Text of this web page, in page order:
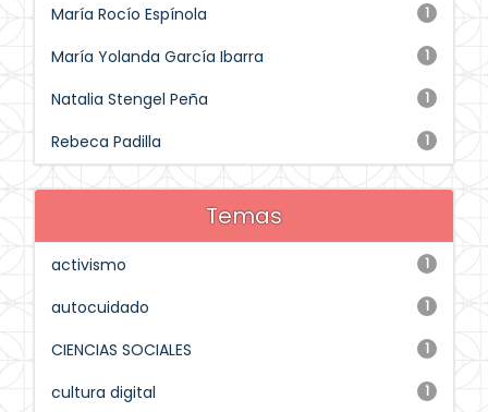
1
María Rocío Espínola
1
María Yolanda García Ibarra
1
Natalia Stengel Peña
1
Rebeca Padilla
Temas
1
activismo
1
autocuidado
1
CIENCIAS SOCIALES
1
cultura digital